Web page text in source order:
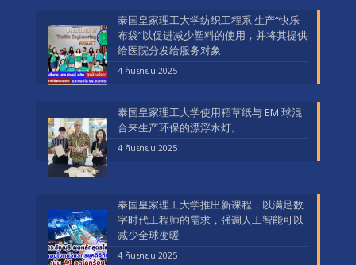
泰国皇家理工大学纺织工程系 生产“快乐
布袋”以促进减少塑料的使用，并将其提供
给医院分发给服务对象
4 กันยายน 2025
泰国皇家理工大学使用稻草纸与 EM 球混
合来生产环保的漂浮水灯。
4 กันยายน 2025
泰国皇家理工大学推出新课程，以满足数
字时代工程师的需求，强调人工智能可以
减少全球变暖
4 กันยายน 2025